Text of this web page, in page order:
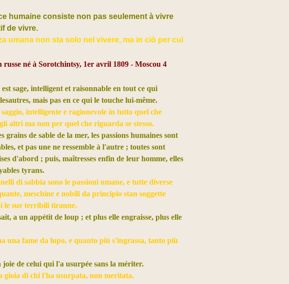
humaine consiste non pas seulement à vivre
de vivre.
umana non sta solo nel vivere, ma in ciò per cui
né à Sorotchintsy, 1er avril 1809 - Moscou 4
sage, intelligent et raisonnable en tout ce qui
autres, mais pas en ce qui le touche lui-même.
intelligente e ragionevole in tutto quel che
altri ma non per quel che riguarda se stesso.
grains de sable de la mer, les passions humaines sont
et pas une ne ressemble à l'autre ; toutes sont
d'abord ; puis, maîtresses enfin de leur homme, elles
tyrans.
di sabbia sono le passioni umane, e tutte diverse
meschine e nobili da principio stan soggette
le sue terribili tiranne.
a un appétit de loup ; et plus elle engraisse, plus elle
una fame da lupo, e quanto più s'ingrassa, tanto più
de celui qui l'a usurpée sans la mériter.
gioia di chi l'ha usurpata, non meritata.